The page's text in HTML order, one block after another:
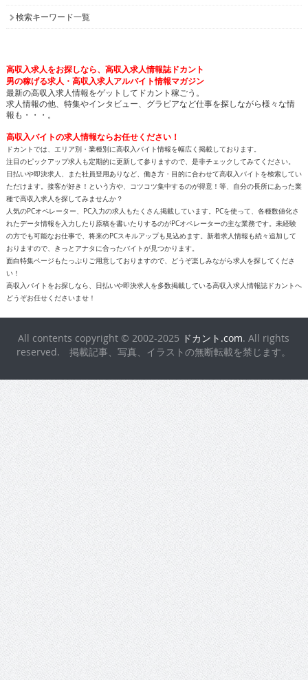
検索キーワード一覧
高収入求人をお探しなら、高収入求人情報誌ドカント
男の稼げる求人・高収入求人アルバイト情報マガジン
最新の高収入求人情報をゲットしてドカント稼ごう。
求人情報の他、特集やインタビュー、グラビアなど仕事を探しながら様々な情
報も・・・。
高収入バイトの求人情報ならお任せください！
ドカントでは、エリア別・業種別に高収入バイト情報を幅広く掲載しております。
注目のピックアップ求人も定期的に更新して参りますので、是非チェックしてみてください。
日払いや即決求人、また社員登用ありなど、働き方・目的に合わせて高収入バイトを検索してい
ただけます。接客が好き！という方や、コツコツ集中するのが得意！等、自分の長所にあった業
種で高収入求人を探してみませんか？
人気のPCオペレーター、PC入力の求人もたくさん掲載しています。PCを使って、各種数値化さ
れたデータ情報を入力したり原稿を書いたりするのがPCオペレーターの主な業務です。未経験
の方でも可能なお仕事で、将来のPCスキルアップも見込めます。新着求人情報も続々追加して
おりますので、きっとアナタに合ったバイトが見つかります。
面白特集ページもたっぷりご用意しておりますので、どうぞ楽しみながら求人を探してくださ
い！
高収入バイトをお探しなら、日払いや即決求人を多数掲載している高収入求人情報誌ドカントへ
どうぞお任せくださいませ！
All contents copyright © 2002-2025 ドカント.com. All rights
reserved. 掲載記事、写真、イラストの無断転載を禁じます。